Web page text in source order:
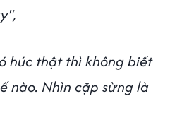
húc thật thì không biết
nào. Nhìn cặp sừng là